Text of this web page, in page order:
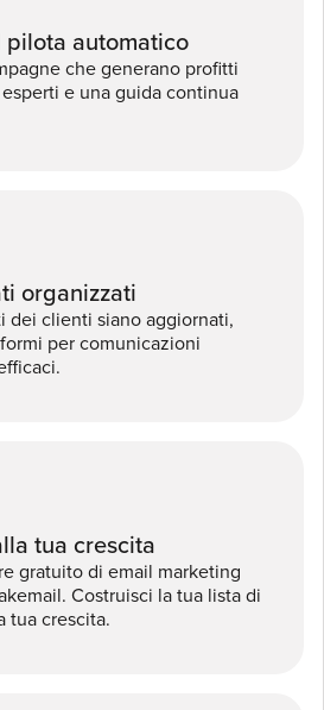
pilota automatico
che generano profitti
e una guida continua
organizzati
dei clienti siano aggiornati,
per comunicazioni
tua crescita
gratuito di email marketing
Costruisci la tua lista di
tua crescita.